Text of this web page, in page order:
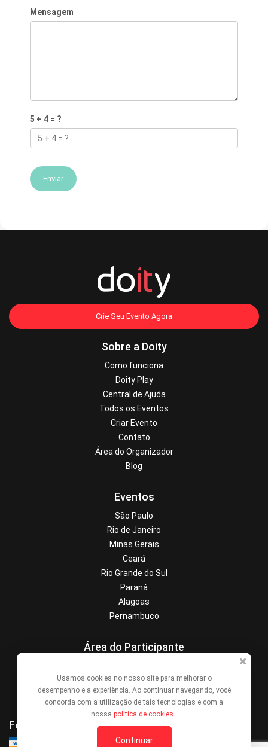
Mensagem
5 + 4 = ?
Enviar
Crie Seu Evento Agora
Sobre a Doity
Como funciona
Doity Play
Central de Ajuda
Todos os Eventos
Criar Evento
Contato
Área do Organizador
Blog
Eventos
São Paulo
Rio de Janeiro
Minas Gerais
Ceará
Rio Grande do Sul
Paraná
Alagoas
Pernambuco
Área do Participante
Denunciar este evento
Contato
Formas de Pagamento
Usamos cookies no nosso site para melhorar o
desempenho e a experiência. Ao continuar navegando, você
concorda com a utilização de tais tecnologias e com a
nossa política de cookies .
Continuar